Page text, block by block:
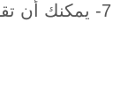
7- يمكنك أن